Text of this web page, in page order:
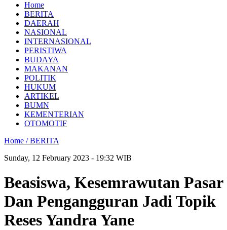
Home
BERITA
DAERAH
NASIONAL
INTERNASIONAL
PERISTIWA
BUDAYA
MAKANAN
POLITIK
HUKUM
ARTIKEL
BUMN
KEMENTERIAN
OTOMOTIF
Home /BERITA
Sunday, 12 February 2023 - 19:32 WIB
Beasiswa, Kesemrawutan Pasar
Dan Pengangguran Jadi Topik
Reses Yandra Yane